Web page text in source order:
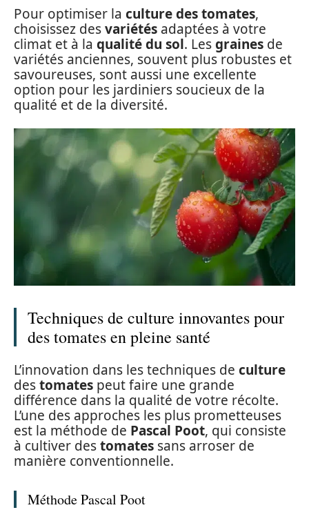
Pour optimiser la culture des tomates,
choisissez desvariétés adaptées à votre
climat et à la qualité du sol. Lesgraines de
variétés anciennes, souvent plus robustes et
savoureuses, sont aussi une excellente
option pour les jardiniers soucieux de la
qualité et de la diversité.
Techniques de culture innovantes pour
des tomates en pleine santé
L’innovation dans les techniques de culture
destomates peut faire une grande
différence dans la qualité de votre récolte.
L’une des approches les plus prometteuses
est la méthode de Pascal Poot, qui consiste
à cultiver destomates sans arroser de
manière conventionnelle.
Méthode Pascal Poot